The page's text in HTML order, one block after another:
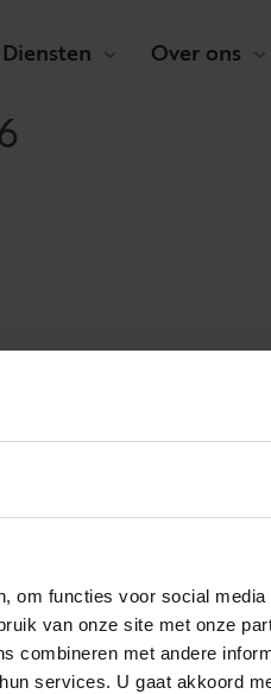
om functies voor social media
van onze site met onze
combineren met andere
services. U gaat akkoord
Diensten Over ons
2011